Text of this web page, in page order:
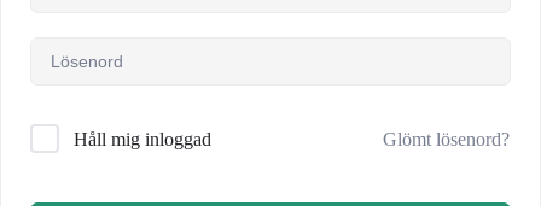
Håll mig inloggad Glömt lösenord?